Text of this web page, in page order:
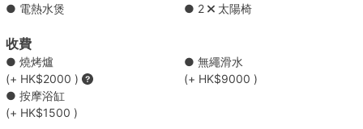
BBQ MENU – Set A ( HK$5200 每份 )
BBQ MENU – Set B ( HK$7650 每份 )
● 電熱水煲
● 2 太陽椅
收費
● 燒烤爐
(+ HK$2000 )
● 無繩滑水
(+ HK$9000 )
● 按摩浴缸
(+ HK$1500 )